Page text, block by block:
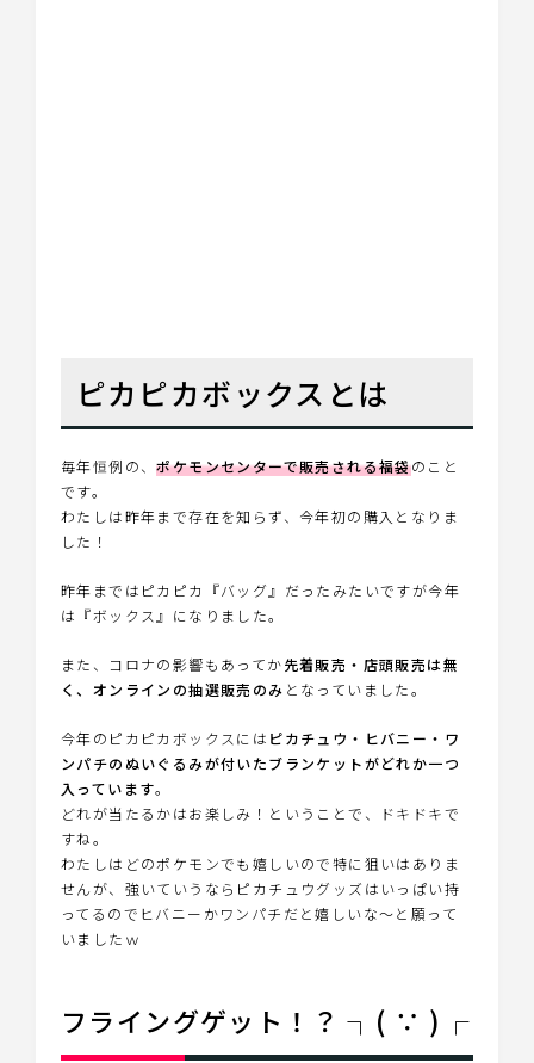
ピカピカボックスとは
毎年恒例の、ポケモンセンターで販売される福袋のこと
です。
わたしは昨年まで存在を知らず、今年初の購入となりま
した！
昨年まではピカピカ『バッグ』だったみたいですが今年
は『ボックス』になりました。
また、コロナの影響もあってか先着販売・店頭販売は無
く、オンラインの抽選販売のみ となっていました。
今年のピカピカボックスには ピカチュウ・ヒバニー・ワ
ンパチのぬいぐるみが付いたブランケットがどれか一つ
入っています。
どれが当たるかはお楽しみ！ということで、ドキドキで
すね。
わたしはどのポケモンでも嬉しいので特に狙いはありま
せんが、強いていうならピカチュウグッズはいっぱい持
ってるのでヒバニーかワンパチだと嬉しいな〜と願って
いましたｗ
フライングゲット！？ ┐( ∵ )┌